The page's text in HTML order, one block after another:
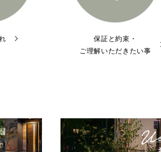
保証と約束・
ご理解いただきたい事